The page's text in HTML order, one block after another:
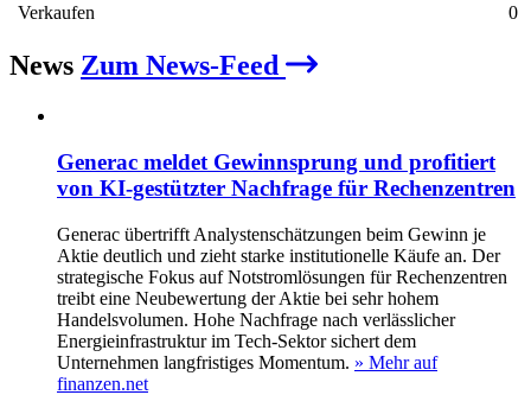
Verkaufen
0
News Zum News-Feed
Generac meldet Gewinnsprung und profitiert
von KI-gestützter Nachfrage für Rechenzentren
Generac übertrifft Analystenschätzungen beim Gewinn je
Aktie deutlich und zieht starke institutionelle Käufe an. Der
strategische Fokus auf Notstromlösungen für Rechenzentren
treibt eine Neubewertung der Aktie bei sehr hohem
Handelsvolumen. Hohe Nachfrage nach verlässlicher
Energieinfrastruktur im Tech-Sektor sichert dem
Unternehmen langfristiges Momentum. » Mehr auf
finanzen.net